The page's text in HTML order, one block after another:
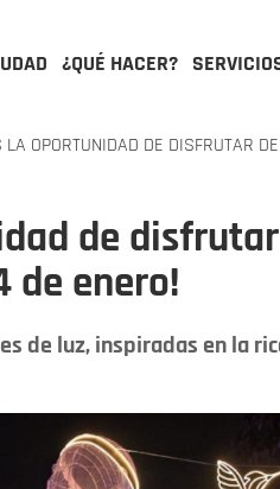
¿QUÉ HACER?
LA OPORTUNIDAD DE DISFRUTAR
de
de enero!
de luz, inspiradas en la